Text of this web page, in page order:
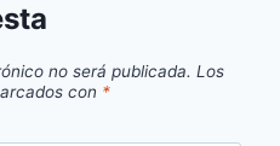
no será publicada. Los
con *